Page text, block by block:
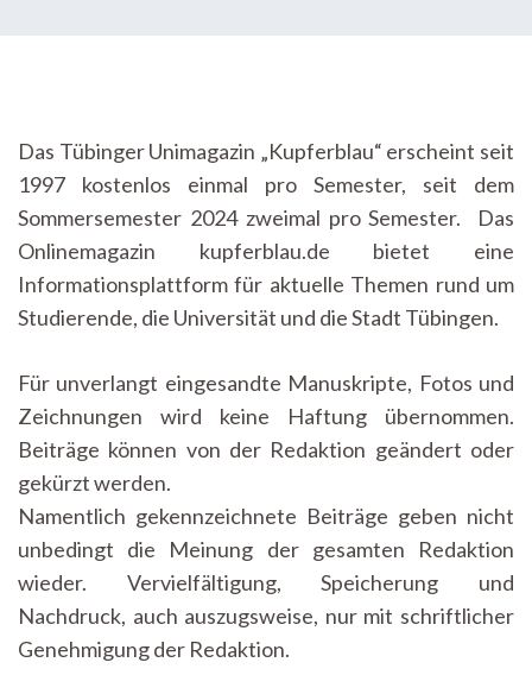
Das Tübinger Unimagazin „Kupferblau“ erscheint seit
1997 kostenlos einmal pro Semester, seit dem
Sommersemester 2024 zweimal pro Semester. Das
Onlinemagazin kupferblau.de bietet eine
Informationsplattform für aktuelle Themen rund um
Studierende, die Universität und die Stadt Tübingen.
Für unverlangt eingesandte Manuskripte, Fotos und
Zeichnungen wird keine Haftung übernommen.
Beiträge können von der Redaktion geändert oder
gekürzt werden.
Namentlich gekennzeichnete Beiträge geben nicht
unbedingt die Meinung der gesamten Redaktion
wieder. Vervielfältigung, Speicherung und
Nachdruck, auch auszugsweise, nur mit schriftlicher
Genehmigung der Redaktion.